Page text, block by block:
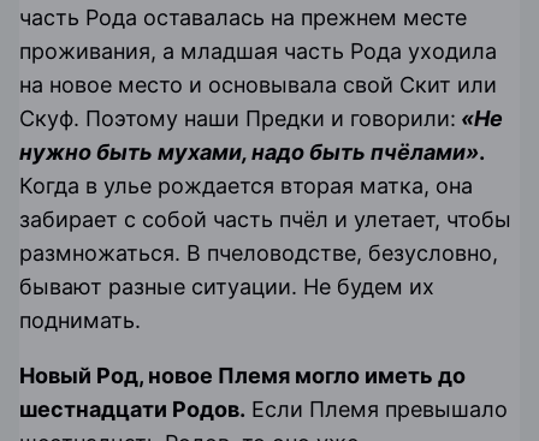
часть Рода оставалась на прежнем месте
проживания, а младшая часть Рода уходила
на новое место и основывала свой Скит или
Скуф. Поэтому наши Предки и говорили: «Не
нужно быть мухами, надо быть пчёлами».
Когда в улье рождается вторая матка, она
забирает с собой часть пчёл и улетает, чтобы
размножаться. В пчеловодстве, безусловно,
бывают разные ситуации. Не будем их
поднимать.
Новый Род, новое Племя могло иметь до
шестнадцати Родов. Если Племя превышало